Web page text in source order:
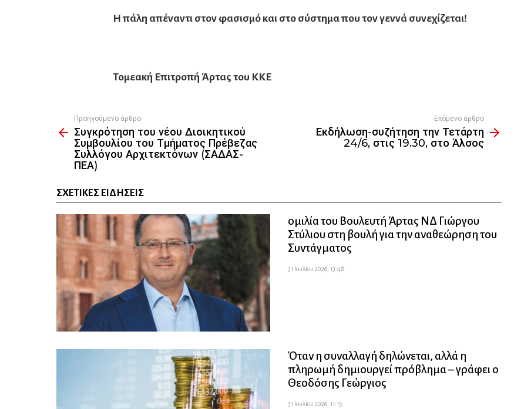
Η πάλη απέναντι στον φασισμό και στο σύστημα που τον γεννά συνεχίζεται!
Τομεακή Επιτροπή Άρτας του ΚΚΕ
more
Προηγούμενο άρθρο
Συγκρότηση του νέου Διοικητικού
Συμβουλίου του Τμήματος Πρέβεζας
Συλλόγου Αρχιτεκτόνων (ΣΑΔΑΣ-
ΠΕΑ)
Επόμενο άρθρο
Εκδήλωση-συζήτηση την Τετάρτη
24/6, στις 19.30, στο Άλσος
ΣΧΕΤΙΚΈΣ ΕΙΔΉΣΕΙΣ
ομιλία του Βουλευτή Άρτας ΝΔ Γιώργου
Στύλιου στη βουλή για την αναθεώρηση του
Συντάγματος
31 Ιουλίου 2026, 13:48
Όταν η συναλλαγή δηλώνεται, αλλά η
πληρωμή δημιουργεί πρόβλημα – γράφει ο
Θεοδόσης Γεώργιος
31 Ιουλίου 2026, 11:15